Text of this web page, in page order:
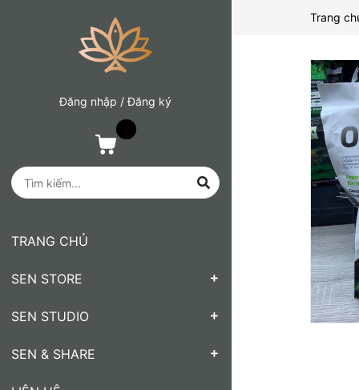
Đăng nhập /Đăng ký
TRANG CHỦ
SEN STORE
SEN STUDIO
SEN & SHARE
Trang